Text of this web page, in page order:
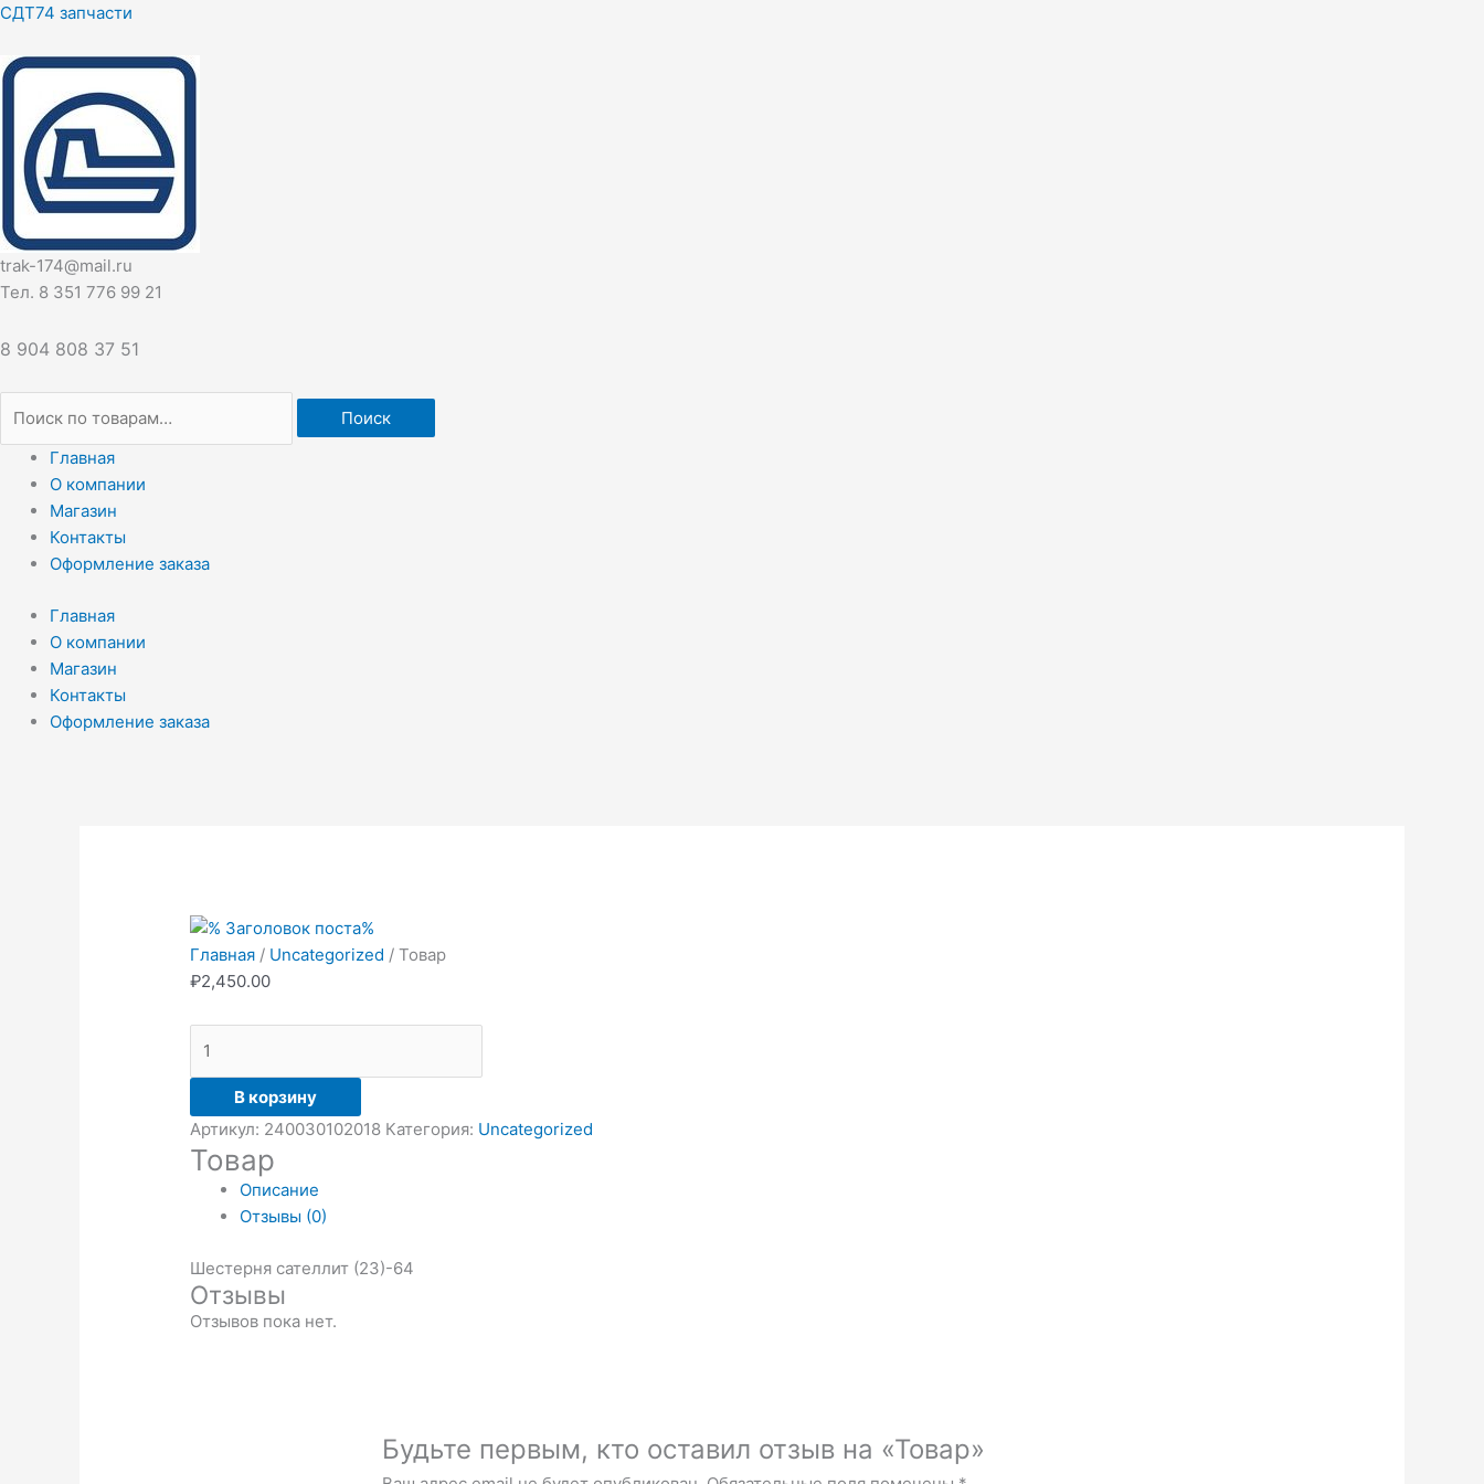
Перейти
содержимому
СДТ74 запчасти
trak-174@mail.ru
Тел. 8 351 776 99 21
8 904 808 37 51
Искать:
Поиск
Главная
О компании
Магазин
Контакты
Оформление заказа
Главная
О компании
Магазин
Контакты
Оформление заказа
Главная / Uncategorized / Товар
₽2,450.00
В корзину
Артикул: 240030102018 Категория: Uncategorized
Товар
Описание
Отзывы (0)
Шестерня сателлит (23)-64
Отзывы
Отзывов пока нет.
Будьте первым, кто оставил отзыв на «Товар»